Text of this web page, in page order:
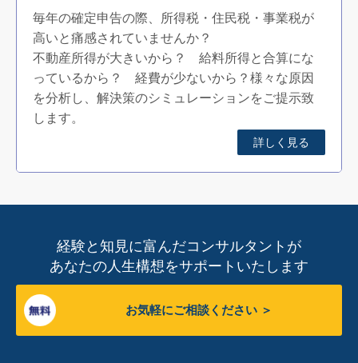
毎年の確定申告の際、所得税・住民税・事業税が
高いと痛感されていませんか？
不動産所得が大きいから？ 給料所得と合算にな
っているから？ 経費が少ないから？様々な原因
を分析し、解決策のシミュレーションをご提示致
します。
詳しく見る
経験と知見に富んだコンサルタントが
あなたの人生構想をサポートいたします
お気軽にご相談ください